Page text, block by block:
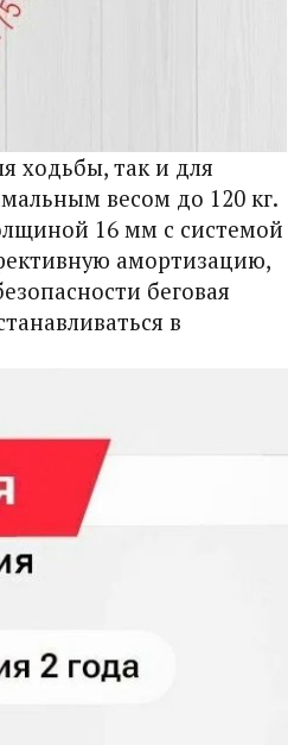
ходьбы, так и для
весом до 120 кг.
16 мм с системой
амортизацию,
беговая
в